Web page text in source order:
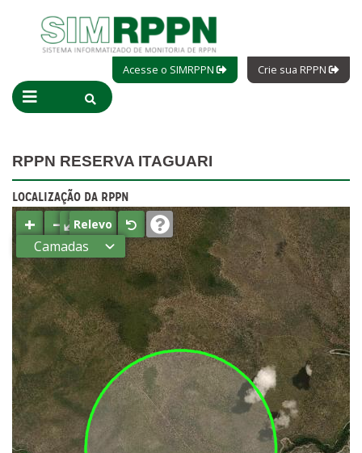
Acesse o SIMRPPN Crie sua RPPN
RPPN RESERVA ITAGUARI
LOCALIZAÇÃO DA RPPN
+ −⤢Relevo
Camadas
Estados
Municípios
Terras
indígenas
(FUNAI)
UC Federal
UC Estaduais
UC
Municipais